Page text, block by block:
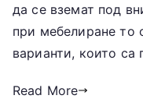
да се вземат под
при мебелиране то
варианти, които
Read More